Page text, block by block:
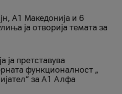
A1 Македонија и 6
ја отворија темата за
ја претставува
функционалност „
за А1 Алфа